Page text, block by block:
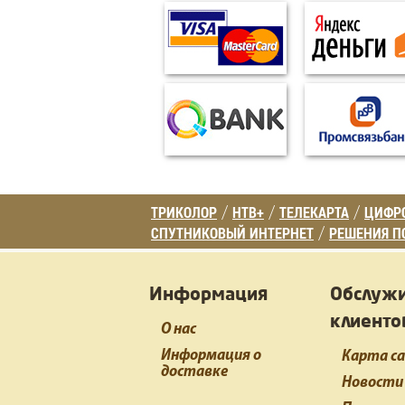
ТРИКОЛОР / НТВ+ / ТЕЛЕКАРТА /
СПУТНИКОВЫЙ ИНТЕРНЕТ / РЕШЕНИЯ
Информация
О нас
Информация о
доставке
Карта
Новости